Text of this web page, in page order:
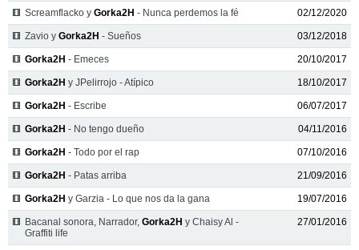
Screamflacko y Gorka2H - Nunca perdemos la fé 02/12/2020
Zavio y Gorka2H - Sueños 03/12/2018
Gorka2H - Emeces 20/10/2017
Gorka2H y JPelirrojo - Atípico 18/10/2017
Gorka2H - Escribe 06/07/2017
Gorka2H - No tengo dueño 04/11/2016
Gorka2H - Todo por el rap 07/10/2016
Gorka2H - Patas arriba 21/09/2016
Gorka2H y Garzia - Lo que nos da la gana 19/07/2016
Bacanal sonora, Narrador, Gorka2H y Chaisy Al -
Graffiti life
27/01/2016